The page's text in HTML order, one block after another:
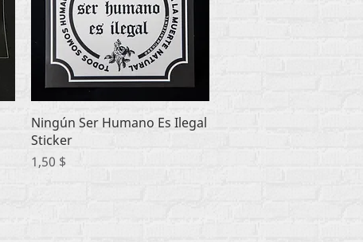
Быстрый просмотр
Ningún Ser Humano Es Ilegal
Sticker
Цена
1,50 $